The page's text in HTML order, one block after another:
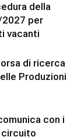
della
2027 per
vacanti
di ricerca
Produzioni
con i
circuito